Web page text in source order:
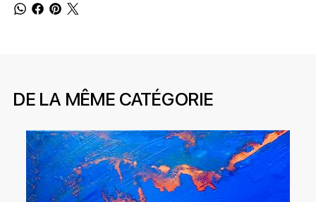
DE LA MÊME CATÉGORIE